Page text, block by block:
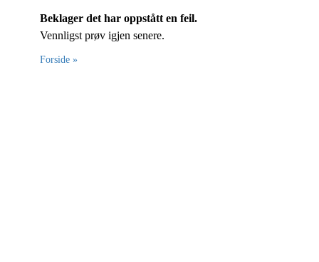
Beklager det har oppstått en feil.
Vennligst prøv igjen senere.
Forside »